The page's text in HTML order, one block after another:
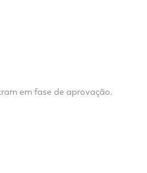
em fase de aprovação.